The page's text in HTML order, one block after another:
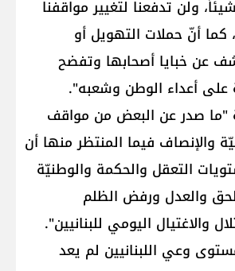
ولن تدفعنا لتغيير مواقفنا
كما أنّ حملات التهويل أو
عن خبايا أصحابها وتفضح
على أعداء الوطن وشعبه".
"ما صدر عن البعض من مواقف
والإنصاف فيما المنتظر منها أن
التعقل والحكمة والوطنيّة
والعدل ورفض الظلم
والاغتيال اليومي للبنانيين".
وعي اللبنانيين لم يعد